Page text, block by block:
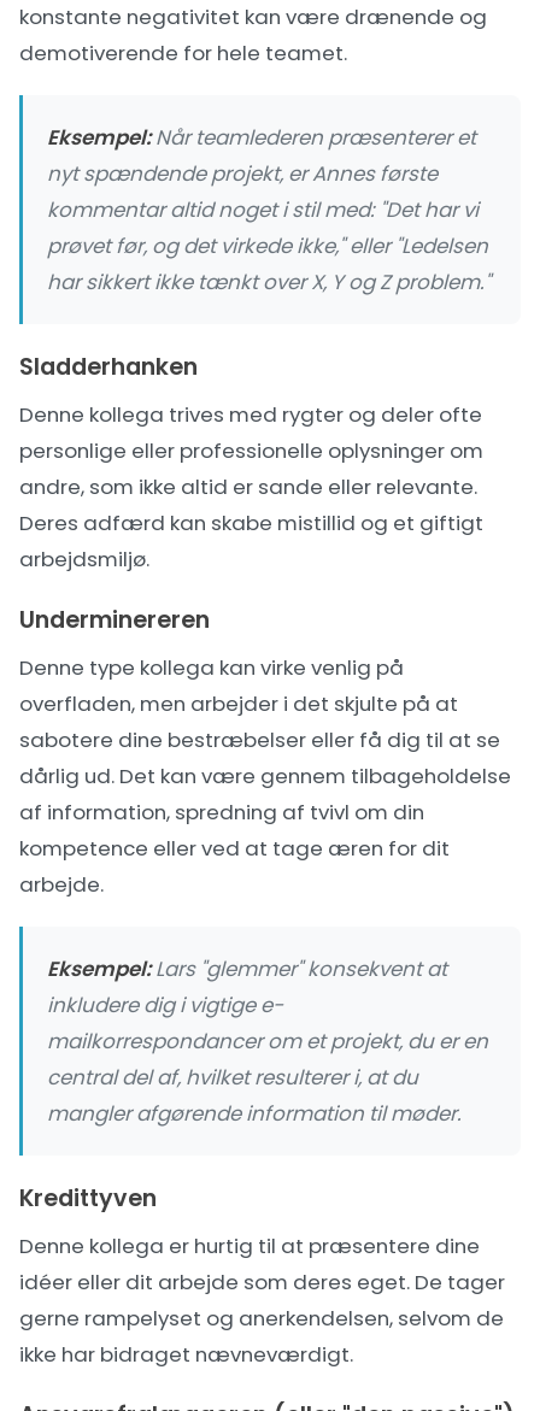
konstante negativitet kan være drænende og
demotiverende for hele teamet.
Eksempel:Når teamlederen præsenterer et
nyt spændende projekt, er Annes første
kommentar altid noget i stil med: "Det har vi
prøvet før, og det virkede ikke," eller "Ledelsen
har sikkert ikke tænkt over X, Y og Z problem."
Sladderhanken
Denne kollega trives med rygter og deler ofte
personlige eller professionelle oplysninger om
andre, som ikke altid er sande eller relevante.
Deres adfærd kan skabe mistillid og et giftigt
arbejdsmiljø.
Underminereren
Denne type kollega kan virke venlig på
overfladen, men arbejder i det skjulte på at
sabotere dine bestræbelser eller få dig til at se
dårlig ud. Det kan være gennem tilbageholdelse
af information, spredning af tvivl om din
kompetence eller ved at tage æren for dit
arbejde.
Eksempel:Lars "glemmer" konsekvent at
inkludere dig i vigtige e-
mailkorrespondancer om et projekt, du er en
central del af, hvilket resulterer i, at du
mangler afgørende information til møder.
Kredittyven
Denne kollega er hurtig til at præsentere dine
idéer eller dit arbejde som deres eget. De tager
gerne rampelyset og anerkendelsen, selvom de
ikke har bidraget nævneværdigt.